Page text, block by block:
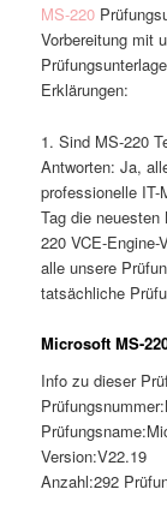
MS-220
Vorbereitung mit
Erklärungen:
1. Sind MS-220
Antworten: Ja,
professionelle IT-
Tag die
220 VCE-Engine-
alle unsere
tatsächliche
Microsoft MS-
Info zu dieser
Version:V22.19
Anzahl:292